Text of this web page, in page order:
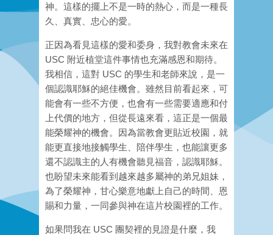
神。這樣的擺上不是一時的熱心，而是一種長
久、真實、忠心的愛。
正因為看見這樣的愛和委身，我對教會未來在
USC 附近植堂這件事情也充滿感恩和期待。
我相信，這對 USC 的學生和老師來說，是一
個認識耶穌的絕佳機會。雖然目前看起來，可
能會有一些不方便，也會有一些需要適應和付
上代價的地方，但從長遠來看，這正是一個最
能榮耀神的機會。因為當教會更貼近校園，就
能更直接地接觸學生、陪伴學生，也能讓更多
還不認識主的人有機會聽見福音，認識耶穌。
也盼望未來能看到越來越多屬神的弟兄姐妹，
為了榮耀神，甘心樂意地獻上自己的時間、恩
賜和力量，一同參與神在這片校園裡的工作。
如果問我在 USC 團契裡的見證是什麼，我